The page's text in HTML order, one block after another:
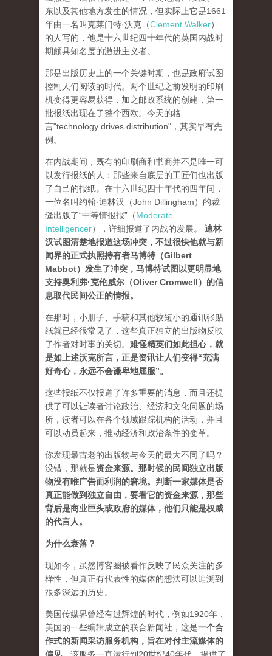
东以及其他地方发生的情况，但实际上它是1661
年由一名叫克莱门特·沃克（Clement Walker）
的人写的，他是十六世纪四十年代的英国内战时
期颇具知名度的激进主义者。
那是出版历史上的一个关键时期，也是政府试图
控制人们阅读的时代。两个世纪之前发明的印刷
机变得更容易获得，加之邮政系统的创建，第一
批报纸出现在了整个西欧。今天的格
言"technology drives dis­tribution"，其实早有先
例。
在内战期间，既有的印刷商和书商并不是唯一可
以发行报纸的人：那些来自底层的工匠们也出版
了自己的报纸。在十六世纪四十年代的四年间，
一位名叫约翰·迪林汉（John Dillingham）的裁
缝出版了“中等情报报”（Moderate
Intelligencer），详细报道了内战的发展。 迪林
汉试图清楚地报道这场冲突，不过很快他就与新
闻界的正式执照持有者马博特（Gilbert
Mabbot）发生了冲突，马博特试图以更明显地
支持奥利弗·克伦威尔（Oliver Cromwell）的信
息取代民间公正的情报。
在那时，小册子、手稿和其他较短小的通讯张贴
纸就已经很常见了，这些真正独立的出版物反映
了作者对时事的关切。 难怪精英们如此担心，就
是如上述沃克所言，正是资讯让人们变得“充满
好奇心，永远不会谦卑地屈服”。
这些报纸不仅报道了许多重要的消息，而且还提
供了可以让读者讨论政治、经济和文化问题的场
所，读者可以在各个领域跟踪机构的活动，并且
可以动员起来，推动经济和政治条件的变革。
你发现最古老的出版物与今天的最大不同了吗？
没错，那就是资金来源。 那时候的民间独立出版
物没有唯广告而利润的窘境。判断一家媒体是否
真正能做到独立自由，要看它的资金来源，那些
背后是商业巨头或政府的媒体，他们只能是权威
的代言人。
为什么衰落？
现如今，虽然博客圈被看作反映了民众关注的多
样性，但真正有代表性的媒体的想法可以追溯到
很多深远的历史。
美国传媒界曾经有过辉煌的时代，例如1920年，
美国的一些编辑成立的联合新闻社，这是一个合
作式的新闻采访服务机构，旨在对付主流媒体的